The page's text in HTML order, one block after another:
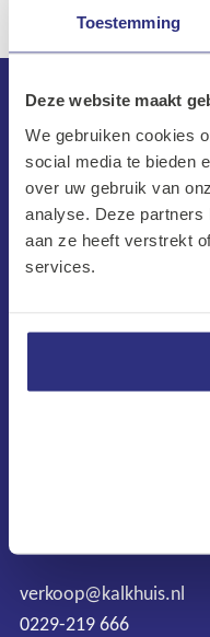
Toestemming
Deze website maakt
We gebruiken cookies
social media te bieden
over uw gebruik van
analyse. Deze partners
aan ze heeft verstrekt
services.
Maandag–Vrijdag
verkoop@kalkhuis.nl
0229-219 666